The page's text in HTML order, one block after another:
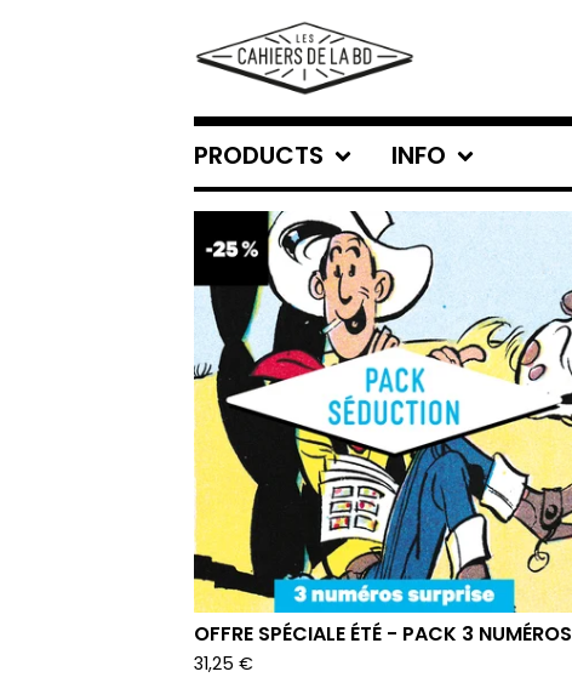
PRODUCTS INFO
FEATURED
PRODUCTS
OFFRE SPÉCIALE ÉTÉ - PACK 3 NUMÉROS
31,25 €